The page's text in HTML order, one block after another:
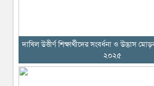
দাখিল উত্তীর্ণ শিক্ষার্থীদের সংবর্ধনা ও উদ্ভাস
২০২৫